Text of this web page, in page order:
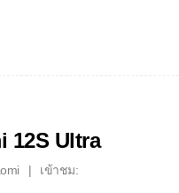
12S Ultra
เข้าชม: